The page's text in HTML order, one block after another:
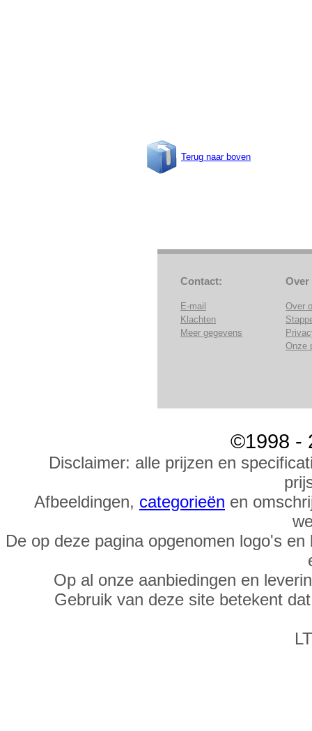
Terug naar boven
Contact:
E-mail
Klachten
Meer gegevens
Over
Over
Onze
©1998 -
Disclaimer: alle prijzen en
Afbeeldingen, categorieën en
De op deze pagina opgenomen logo's
Op al onze aanbiedingen en
Gebruik van deze site betekent